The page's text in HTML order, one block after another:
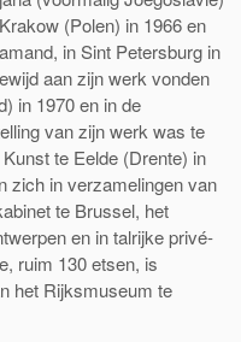
(Polen) in 1966 en
in Sint Petersburg in
aan zijn werk vonden
in 1970 en in de
van zijn werk was te
te Eelde (Drente) in
zich in verzamelingen van
te Brussel, het
en in talrijke privé-
ruim 130 etsen, is
het Rijksmuseum te